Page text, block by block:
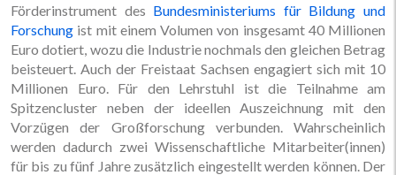
Förderinstrument des Bundesministeriums für Bildung und
Forschung ist mit einem Volumen von insgesamt 40 Millionen
Euro dotiert, wozu die Industrie nochmals den gleichen Betrag
beisteuert. Auch der Freistaat Sachsen engagiert sich mit 10
Millionen Euro. Für den Lehrstuhl ist die Teilnahme am
Spitzencluster neben der ideellen Auszeichnung mit den
Vorzügen der Großforschung verbunden. Wahrscheinlich
werden dadurch zwei Wissenschaftliche Mitarbeiter(innen)
für bis zu fünf Jahre zusätzlich eingestellt werden können. Der